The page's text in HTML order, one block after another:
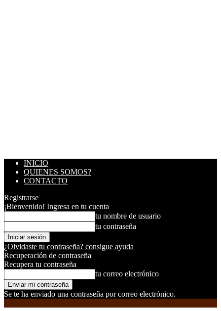
INICIO
QUIENES SOMOS?
CONTACTO
Registrarse
¡Bienvenido! Ingresa en tu cuenta
tu nombre de usuario
tu contraseña
¿Olvidaste tu contraseña? consigue ayuda
Recuperación de contraseña
Recupera tu contraseña
tu correo electrónico
Se te ha enviado una contraseña por correo electrónico.